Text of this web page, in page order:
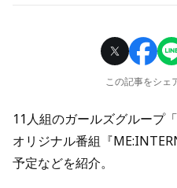
この記事をシェ
11人組のガールズグループ
オリジナル番組『
予定などを紹介。